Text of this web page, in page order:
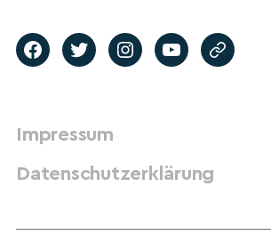
Impressum
Datenschutzerklärung